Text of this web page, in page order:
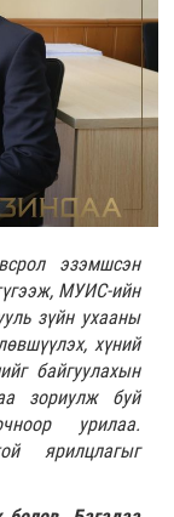
эзэмшсэн
МУИС-ийн
зүйн ухааны
хүний
байгуулахын
зориулж буй
урилаа.
ярилцлагыг